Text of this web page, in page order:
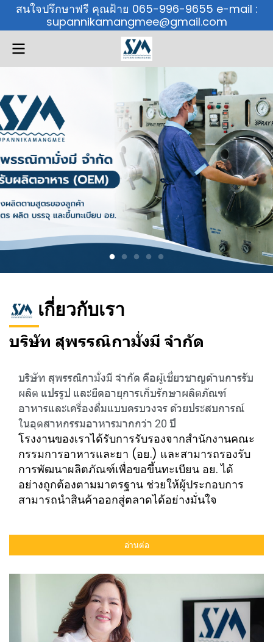
สนใจปรึกษาฟรี คุณฝ้าย 065-996-9655 e-mail :
supannikamangmee@gmail.com
เกี่ยวกับเรา
บริษัท สุพรรณิกามั่งมี จำกัด
บริษัท สุพรรณิกามั่งมี จำกัด คือผู้เชี่ยวชาญด้านการรับ
ผลิต แปรรูป และยืดอายุการเก็บรักษาผลิตภัณฑ์
อาหารและเครื่องดื่มแบบครบวงจร ด้วยประสบการณ์
ในอุตสาหกรรมอาหารมากกว่า 20 ปี
โรงงานของเราได้รับการรับรองจากสำนักงานคณะ
กรรมการอาหารและยา (อย.) และสามารถรองรับ
การพัฒนาผลิตภัณฑ์เพื่อขอขึ้นทะเบียน อย. ได้
อย่างถูกต้องตามมาตรฐาน ช่วยให้ผู้ประกอบการ
สามารถนำสินค้าออกสู่ตลาดได้อย่างมั่นใจ
อ่านต่อ